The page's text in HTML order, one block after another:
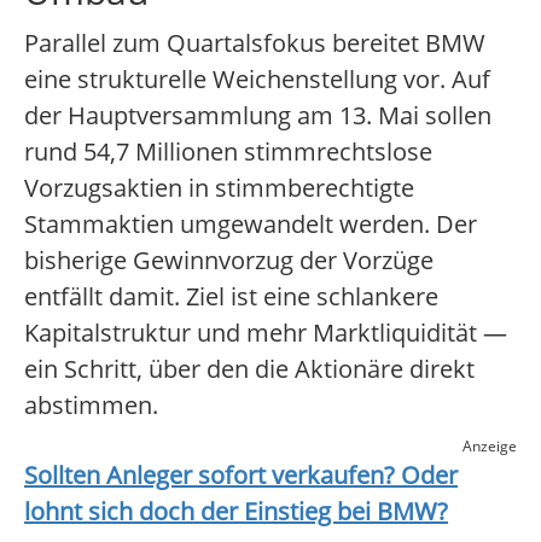
Parallel zum Quartalsfokus bereitet BMW
eine strukturelle Weichenstellung vor. Auf
der Hauptversammlung am 13. Mai sollen
rund 54,7 Millionen stimmrechtslose
Vorzugsaktien in stimmberechtigte
Stammaktien umgewandelt werden. Der
bisherige Gewinnvorzug der Vorzüge
entfällt damit. Ziel ist eine schlankere
Kapitalstruktur und mehr Marktliquidität —
ein Schritt, über den die Aktionäre direkt
abstimmen.
Anzeige
Sollten Anleger sofort verkaufen? Oder
lohnt sich doch der Einstieg bei BMW?